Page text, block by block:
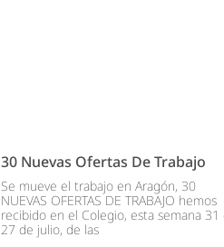
30 Nuevas Ofertas De Trabajo
Se mueve el trabajo en Aragón, 30
NUEVAS OFERTAS DE TRABAJO hemos
recibido en el Colegio, esta semana 31
27 de julio, de las